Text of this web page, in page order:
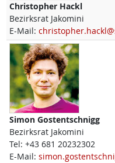
Christopher Hackl
Bezirksrat Jakomini
E-Mail:
Simon Gostentschnigg
Bezirksrat Jakomini
Tel: +43 681 20232302
E-Mail: